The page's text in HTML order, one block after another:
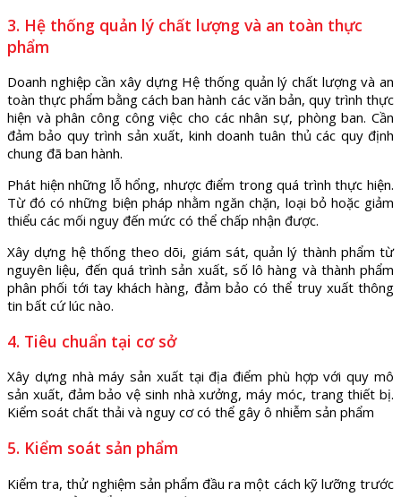
3. Hệ thống quản lý chất lượng và an toàn thực
phẩm
Doanh nghiệp cần xây dựng Hệ thống quản lý chất lượng và an
toàn thực phẩm bằng cách ban hành các văn bản, quy trình thực
hiện và phân công công việc cho các nhân sự, phòng ban. Cần
đảm bảo quy trình sản xuất, kinh doanh tuân thủ các quy định
chung đã ban hành.
Phát hiện những lỗ hổng, nhược điểm trong quá trình thực hiện.
Từ đó có những biện pháp nhằm ngăn chặn, loại bỏ hoặc giảm
thiểu các mối nguy đến mức có thể chấp nhận được.
Xây dựng hệ thống theo dõi, giám sát, quản lý thành phẩm từ
nguyên liệu, đến quá trình sản xuất, số lô hàng và thành phẩm
phân phối tới tay khách hàng, đảm bảo có thể truy xuất thông
tin bất cứ lúc nào.
4. Tiêu chuẩn tại cơ sở
Xây dựng nhà máy sản xuất tại địa điểm phù hợp với quy mô
sản xuất, đảm bảo vệ sinh nhà xưởng, máy móc, trang thiết bị.
Kiểm soát chất thải và nguy cơ có thể gây ô nhiễm sản phẩm
5. Kiểm soát sản phẩm
Kiểm tra, thử nghiệm sản phẩm đầu ra một cách kỹ lưỡng trước